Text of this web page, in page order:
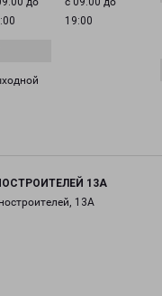
19:00
13А
13А